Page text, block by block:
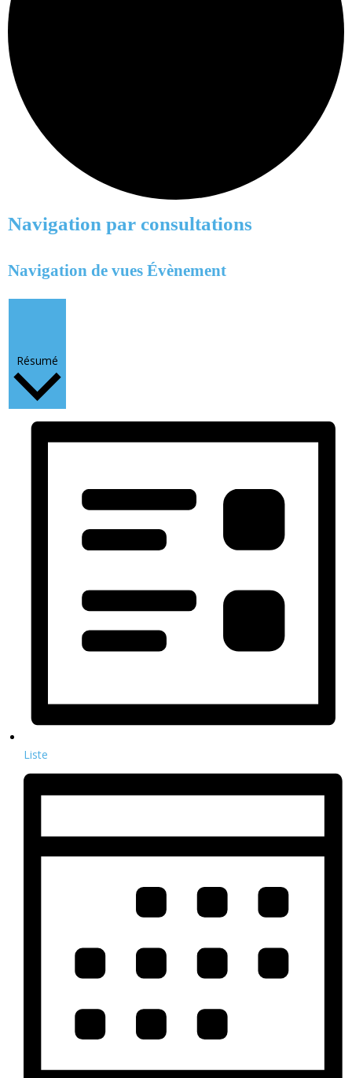
Navigation par consultations
Navigation de vues Évènement
Résumé
Liste